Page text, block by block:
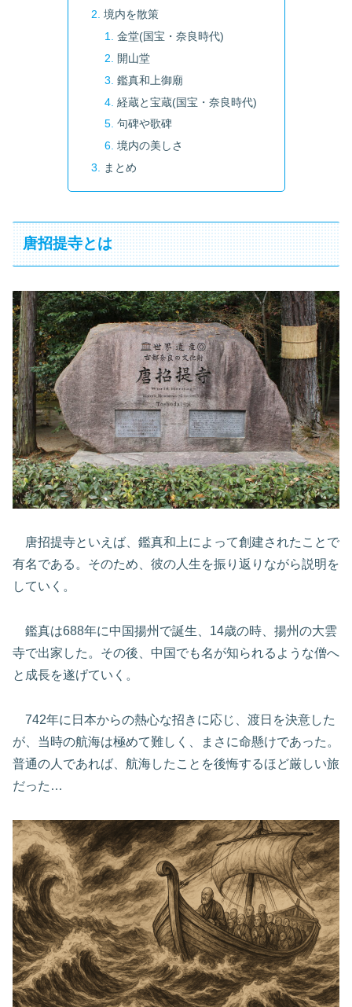
境内を散策
金堂(国宝・奈良時代)
開山堂
鑑真和上御廟
経蔵と宝蔵(国宝・奈良時代)
句碑や歌碑
境内の美しさ
まとめ
唐招提寺とは
唐招提寺といえば、鑑真和上によって創建されたことで
有名である。そのため、彼の人生を振り返りながら説明を
していく。
鑑真は688年に中国揚州で誕生、14歳の時、揚州の大雲
寺で出家した。その後、中国でも名が知られるような僧へ
と成長を遂げていく。
742年に日本からの熱心な招きに応じ、渡日を決意した
が、当時の航海は極めて難しく、まさに命懸けであった。
普通の人であれば、航海したことを後悔するほど厳しい旅
だった…